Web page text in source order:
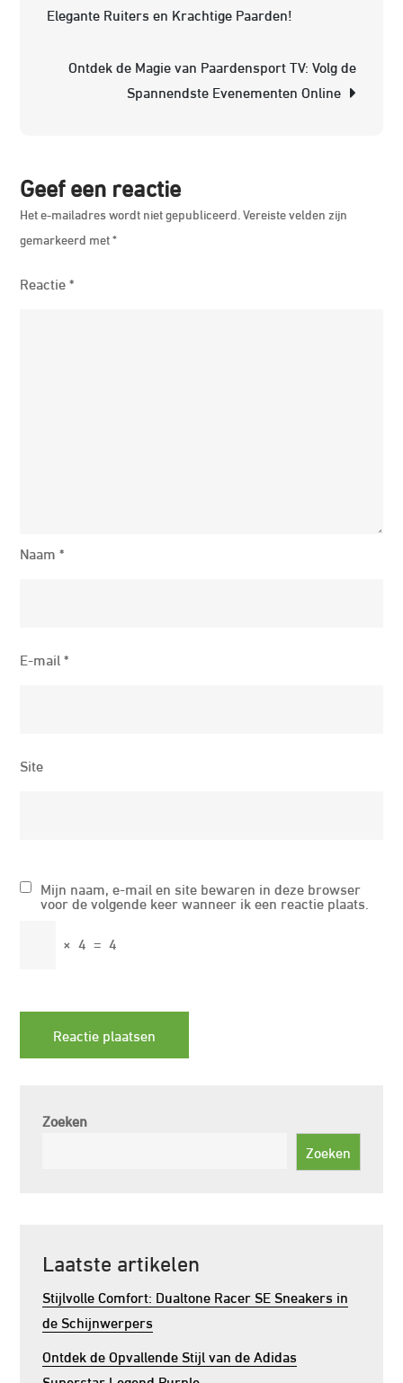
Elegante Ruiters en Krachtige Paarden!
Ontdek de Magie van Paardensport TV: Volg de
Spannendste Evenementen Online
Geef een reactie
Het e-mailadres wordt niet gepubliceerd. Vereiste velden zijn
gemarkeerd met*
Reactie*
Naam*
E-mail*
Site
Mijn naam, e-mail en site bewaren in deze browser
voor de volgende keer wanneer ik een reactie plaats.
× 4 = 4
Zoeken
Zoeken
Laatste artikelen
Stijlvolle Comfort: Dualtone Racer SE Sneakers in
de Schijnwerpers
Ontdek de Opvallende Stijl van de Adidas